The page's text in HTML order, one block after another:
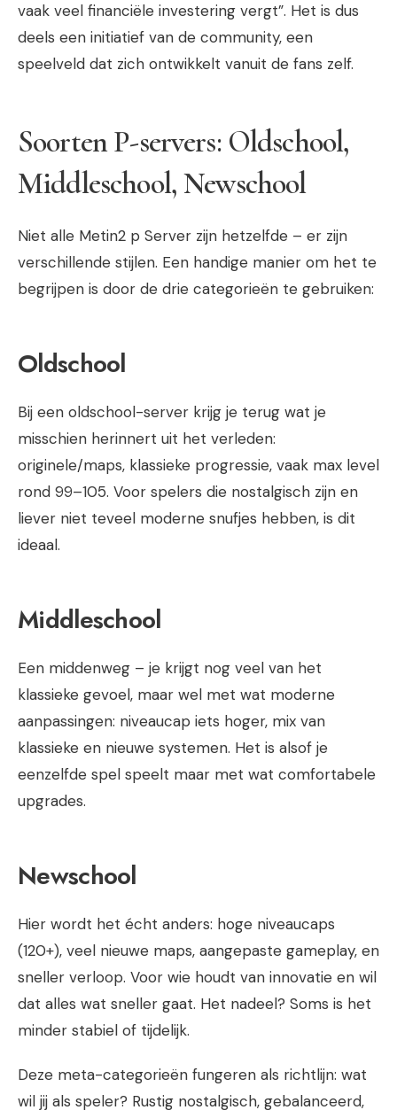
vaak veel financiële investering vergt”. Het is dus
deels een initiatief van de community, een
speelveld dat zich ontwikkelt vanuit de fans zelf.
Soorten P-servers: Oldschool,
Middleschool, Newschool
Niet alle Metin2 p Server zijn hetzelfde – er zijn
verschillende stijlen. Een handige manier om het te
begrijpen is door de drie categorieën te gebruiken:
Oldschool
Bij een oldschool-server krijg je terug wat je
misschien herinnert uit het verleden:
originele/maps, klassieke progressie, vaak max level
rond 99–105. Voor spelers die nostalgisch zijn en
liever niet teveel moderne snufjes hebben, is dit
ideaal.
Middleschool
Een middenweg – je krijgt nog veel van het
klassieke gevoel, maar wel met wat moderne
aanpassingen: niveaucap iets hoger, mix van
klassieke en nieuwe systemen. Het is alsof je
eenzelfde spel speelt maar met wat comfortabele
upgrades.
Newschool
Hier wordt het écht anders: hoge niveaucaps
(120+), veel nieuwe maps, aangepaste gameplay, en
sneller verloop. Voor wie houdt van innovatie en wil
dat alles wat sneller gaat. Het nadeel? Soms is het
minder stabiel of tijdelijk.
Deze meta-categorieën fungeren als richtlijn: wat
wil jij als speler? Rustig nostalgisch, gebalanceerd,